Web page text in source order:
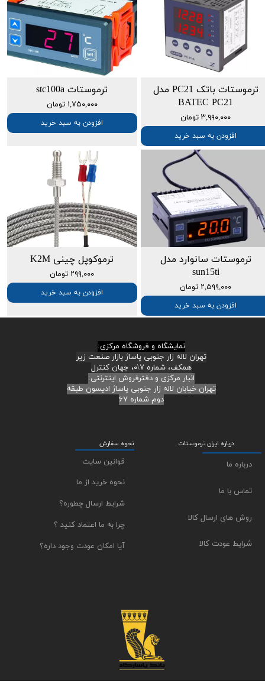
ترموستات باتک PC21 مدل
BATEC PC21
۳,۹۹۰,۰۰۰ تومان
افزودن به سبد خرید
ترموستات stc100a
۱,۷۵۰,۰۰۰ تومان
افزودن به سبد خرید
ترموستات سانوارد مدل
sun15ti
۲,۵۹۹,۰۰۰ تومان
افزودن به سبد خرید
ترموکوپل چینی K2M
۲۹۹,۰۰۰ تومان
افزودن به سبد خرید
نمایشگاه و فروشگاه مرکزی:
تهران لاله زار جنوبی پاساژ بازار صنعت زیر
همکف، شماره ۷\۰، جهان کنترل
انبار مرکزی و دفترفروش اینترنتی:
تهران خیابان لاله زار جنوبی پاساژ ادیسون طبقه
دوم شماره ۶۷
نحوه سفارش
قوانین سایت
نحوه خرید از ما
شرایط ارسال چطوره؟
چرا به ما اعتماد کنید ؟
آیا امکان عودت وجود داره؟
درباره ایران ترموستات
درباره ما
تماس با ما
روش های ارسال کالا
شرایط عودت کالا